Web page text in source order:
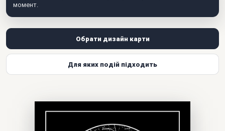
момент.
Обрати дизайн карти
Для яких подій підходить